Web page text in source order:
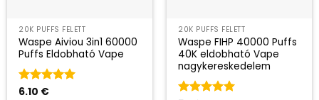
20K PUFFS FELETT
Waspe Aiviou 3in1 60000
Puffs Eldobható Vape
Kategória
6.10 €
20K PUFFS FELETT
Waspe FIHP 40000 Puffs
40K eldobható Vape
nagykereskedelem